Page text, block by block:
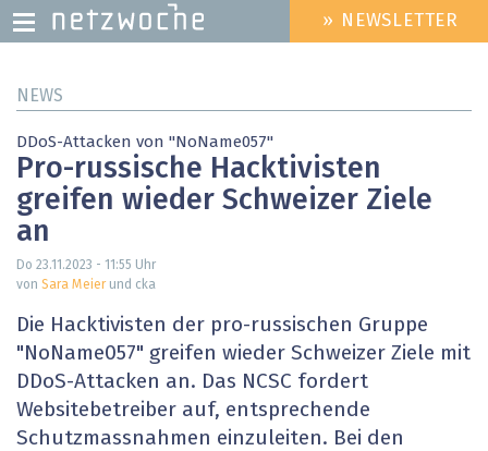
zum
HEADER
MENU
» NEWSLETTER
NEWS
DDoS-Attacken von "NoName057"
Pro-russische Hacktivisten
greifen wieder Schweizer Ziele
an
Do 23.11.2023 - 11:55 Uhr
von Sara Meierund cka
Die Hacktivisten der pro-russischen Gruppe
"NoName057" greifen wieder Schweizer Ziele mit
DDoS-Attacken an. Das NCSC fordert
Websitebetreiber auf, entsprechende
Schutzmassnahmen einzuleiten. Bei den